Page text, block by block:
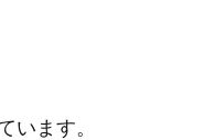
います。